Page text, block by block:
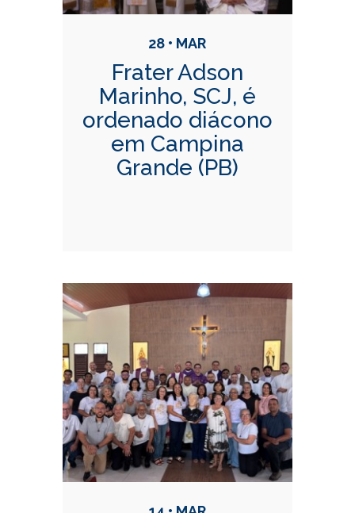
28 • MAR
Frater Adson
Marinho, SCJ, é
ordenado diácono
em Campina
Grande (PB)